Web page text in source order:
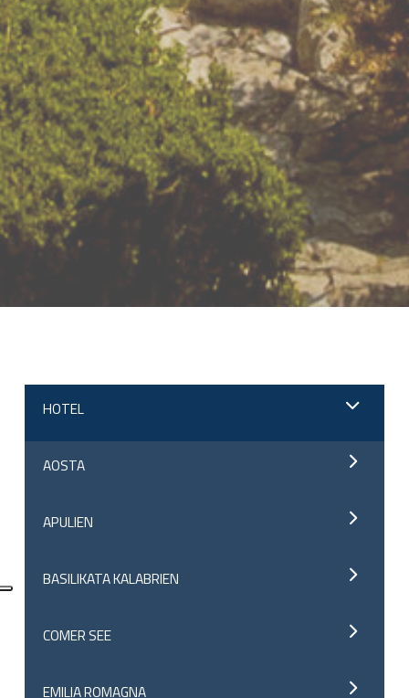
HOTEL
AOSTA
APULIEN
BASILIKATA KALABRIEN
COMER SEE
EMILIA ROMAGNA